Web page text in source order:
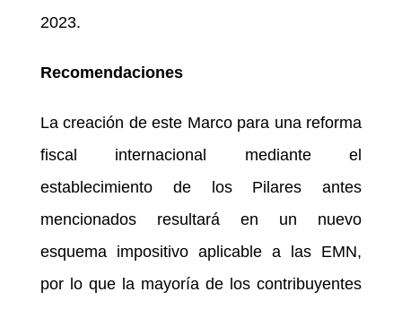
2023.
Recomendaciones
La creación de este Marco para una reforma
fiscal internacional mediante el
establecimiento de los Pilares antes
mencionados resultará en un nuevo
esquema impositivo aplicable a las EMN,
por lo que la mayoría de los contribuyentes